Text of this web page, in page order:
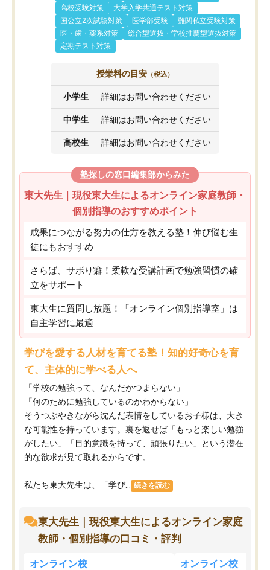
高校受験対策
大学入学共通テスト対策
国公立2次試験対策
医学部受験
難関私立受験対策
医・歯・薬系対策
総合型選抜・学校推薦型選抜対策
定期テスト対策
授業料の目安 （税込）
小学生 詳細はお問い合わせください
中学生 詳細はお問い合わせください
高校生 詳細はお問い合わせください
塾探しの窓口編集部からみた
東大先生｜現役東大生によるオンライン家庭教師・
個別指導のおすすめポイント
成果につながる努力の仕方を教える塾！伸び悩む生
徒にもおすすめ
さらば、サボり癖！柔軟な受講計画で勉強習慣の確
立をサポート
東大生に質問し放題！「オンライン個別指導室」は
自主学習に最適
学びを愛する人材を育てる塾！知的好奇心を育
て、主体的に学べる人へ
「学校の勉強って、なんだかつまらない」
「何のために勉強しているのかわからない」
そうつぶやきながら沈んだ表情をしているお子様は、大き
な可能性を持っています。裏を返せば「もっと楽しい勉強
がしたい」「目的意識を持って、頑張りたい」という潜在
的な欲求が見て取れるからです。
私たち東大先生は、「学び... 続きを読む
東大先生｜現役東大生によるオンライン家庭
教師・個別指導の口コミ・評判
オンライン校 オンライン校